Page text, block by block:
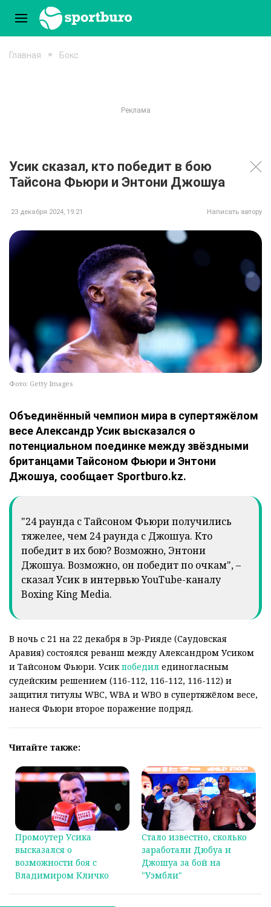
Главная Бокс
Усик сказал, кто победит в бою
Тайсона Фьюри и Энтони Джошуа
23 декабря 2024, 19:21 Написать автору
Фото: Getty Images
Объединённый чемпион мира в супертяжёлом
весе Александр Усик высказался о
потенциальном поединке между звёздными
британцами Тайсоном Фьюри и Энтони
Джошуа, сообщает Sportburo.kz.
"24 раунда с Тайсоном Фьюри получились
тяжелее, чем 24 раунда с Джошуа. Кто
победит в их бою? Возможно, Энтони
Джошуа. Возможно, он победит по очкам", –
сказал Усик в интервью YouTube-каналу
Boxing King Media.
В ночь с 21 на 22 декабря в Эр-Рияде (Саудовская
Аравия) состоялся реванш между Александром Усиком
и Тайсоном Фьюри. Усикпобедил единогласным
судейским решением (116-112, 116-112, 116-112) и
защитил титулы WBC, WBA и WBO в супертяжёлом весе,
нанеся Фьюри второе поражение подряд.
Читайте также:
Промоутер Усика
высказался о
возможности боя с
Владимиром Кличко
Стало известно, сколько
заработали Дюбуа и
Джошуа за бой на
"Уэмбли"